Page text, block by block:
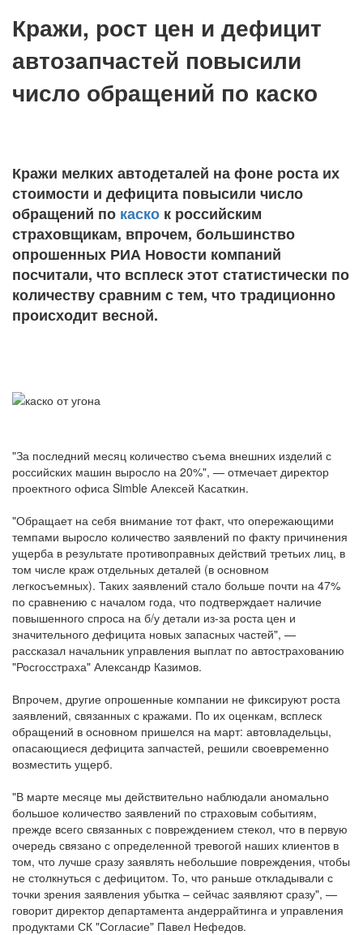
Кражи, рост цен и дефицит
автозапчастей повысили
число обращений по каско
Кражи мелких автодеталей на фоне роста их
стоимости и дефицита повысили число
обращений по каско к российским
страховщикам, впрочем, большинство
опрошенных РИА Новости компаний
посчитали, что всплеск этот статистически по
количеству сравним с тем, что традиционно
происходит весной.
"За последний месяц количество съема внешних изделий с
российских машин выросло на 20%", — отмечает директор
проектного офиса Simble Алексей Касаткин.
"Обращает на себя внимание тот факт, что опережающими
темпами выросло количество заявлений по факту причинения
ущерба в результате противоправных действий третьих лиц, в
том числе краж отдельных деталей (в основном
легкосъемных). Таких заявлений стало больше почти на 47%
по сравнению с началом года, что подтверждает наличие
повышенного спроса на б/у детали из-за роста цен и
значительного дефицита новых запасных частей", —
рассказал начальник управления выплат по автострахованию
"Росгосстраха" Александр Казимов.
Впрочем, другие опрошенные компании не фиксируют роста
заявлений, связанных с кражами. По их оценкам, всплеск
обращений в основном пришелся на март: автовладельцы,
опасающиеся дефицита запчастей, решили своевременно
возместить ущерб.
"В марте месяце мы действительно наблюдали аномально
большое количество заявлений по страховым событиям,
прежде всего связанных с повреждением стекол, что в первую
очередь связано с определенной тревогой наших клиентов в
том, что лучше сразу заявлять небольшие повреждения, чтобы
не столкнуться с дефицитом. То, что раньше откладывали с
точки зрения заявления убытка – сейчас заявляют сразу", —
говорит директор департамента андеррайтинга и управления
продуктами СК "Согласие" Павел Нефедов.